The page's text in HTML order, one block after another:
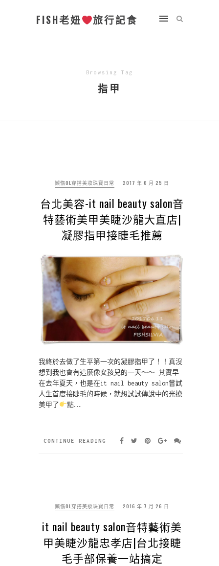
FISH老妞 旅行記食
Browsing Tag
指甲
懶惰OL穿搭美妝珠寶日常 2017 年 6 月 25 日
台北美容-it nail beauty salon音
特藝術美甲美睫沙龍大直店|
凝膠指甲接睫毛推薦
我終於去做了生平第一次的凝膠指甲了！！真沒
想到我也會有這麼像女孩兒的一天～～ 其實早
在去年夏天，也是在it nail beauty salon嘗試
人生首度接睫毛的時候，就想試試傳說中的光撩
美甲了
點……
CONTINUE READING
懶惰OL穿搭美妝珠寶日常 2016 年 7 月 26 日
it nail beauty salon音特藝術美
甲美睫沙龍忠孝店|台北接睫
毛手部保養一站搞定